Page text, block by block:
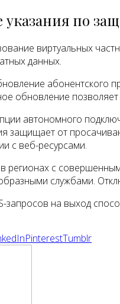
по
виртуальных
данных.
абонентского
обновление
автономного
защищает от
с веб-ресурсами.
регионах с
службами.
запросов на выход
PinterestTumblr